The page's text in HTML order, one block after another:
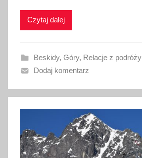
i
a
n
4
l
p
c
Czytaj dalej
Beskidy, Góry, Relacje z podróży
Dodaj komentarz